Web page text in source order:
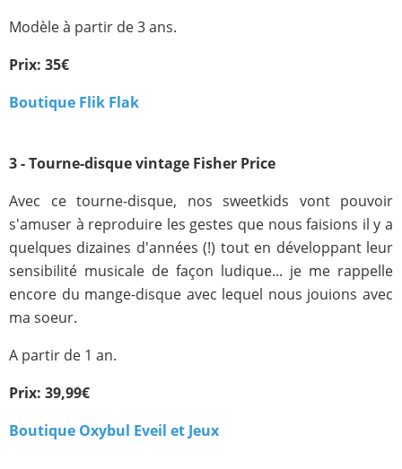
Modèle à partir de 3 ans.
Prix: 35€
Boutique Flik Flak
3 - Tourne-disque vintage Fisher Price
Avec ce tourne-disque, nos sweetkids vont pouvoir
s'amuser à reproduire les gestes que nous faisions il y a
quelques dizaines d'années (!) tout en développant leur
sensibilité musicale de façon ludique... je me rappelle
encore du mange-disque avec lequel nous jouions avec
ma soeur.
A partir de 1 an.
Prix: 39,99€
Boutique Oxybul Eveil et Jeux